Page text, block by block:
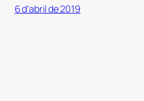
6 d'abril de 2019